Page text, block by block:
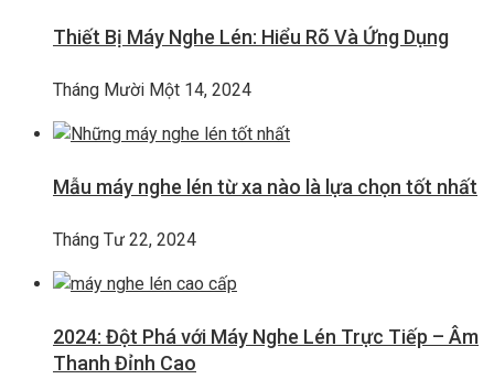
Thiết Bị Máy Nghe Lén: Hiểu Rõ Và Ứng Dụng
Tháng Mười Một 14, 2024
Mẫu máy nghe lén từ xa nào là lựa chọn tốt nhất
Tháng Tư 22, 2024
2024: Đột Phá với Máy Nghe Lén Trực Tiếp – Âm
Thanh Đỉnh Cao